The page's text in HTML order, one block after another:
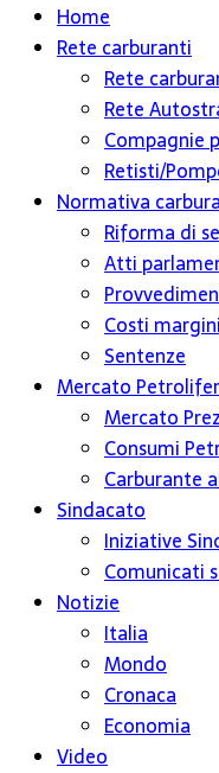
Home
Rete carburanti
Rete
Rete
Compagnie
Retisti/
Normativa
Riforma di
Atti
Costi
Sentenze
Mercato
Mercato
Consumi
Carburante
Sindacato
Iniziative
Comunicati
Notizie
Italia
Mondo
Cronaca
Economia
Video